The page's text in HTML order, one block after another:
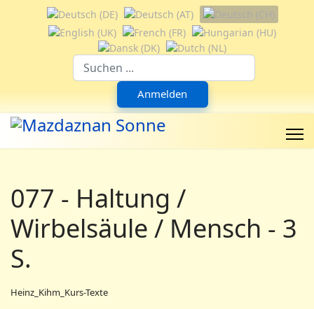
Sprache auswählen
Anmelden
077 - Haltung /
Wirbelsäule / Mensch - 3
S.
Heinz_Kihm_Kurs-Texte